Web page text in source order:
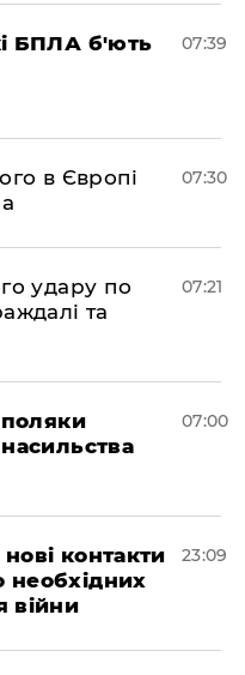
БПЛА б'ють
07:39
в Європі
07:30
удару по
та
07:21
07:00
контакти
війни
23:09